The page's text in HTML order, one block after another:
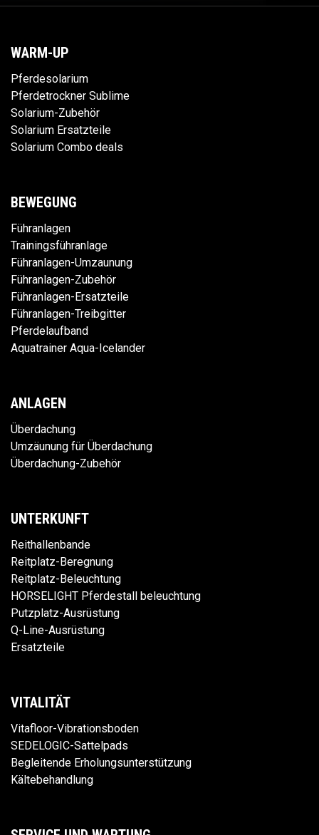
WARM-UP
Pferdesolarium
Pferdetrockner Sublime
Solarium-Zubehör
Solarium Ersatzteile
Solarium Combo deals
BEWEGUNG
Führanlagen
Trainingsführanlage
Führanlagen-Umzaunung
Führanlagen-Zubehör
Führanlagen-Ersatzteile
Führanlagen-Treibgitter
Pferdelaufband
Aquatrainer Aqua-Icelander
ANLAGEN
Überdachung
Umzäunung für Überdachung
Überdachung-Zubehör
UNTERKUNFT
Reithallenbande
Reitplatz-Beregnung
Reitplatz-Beleuchtung
HORSELIGHT Pferdestall beleuchtung
Putzplatz-Ausrüstung
Q-Line-Ausrüstung
Ersatzteile
VITALITÄT
Vitafloor-Vibrationsboden
SEDELOGIC-Sattelpads
Begleitende Erholungsunterstützung
Kältebehandlung